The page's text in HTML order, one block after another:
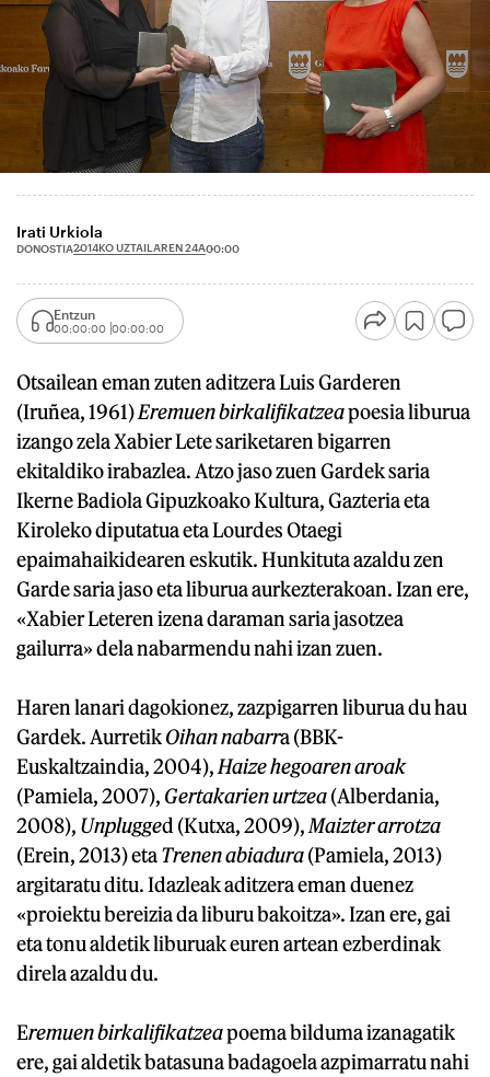
Irati Urkiola
DONOSTIA2014KO UZTAILAREN 24A00:00
Entzun
00:00:00 00:00:00
Otsailean eman zuten aditzera Luis Garderen
(Iruñea, 1961)Eremuen birkalifikatzeapoesia liburua
izango zela Xabier Lete sariketaren bigarren
ekitaldiko irabazlea. Atzo jaso zuen Gardek saria
Ikerne Badiola Gipuzkoako Kultura, Gazteria eta
Kiroleko diputatua eta Lourdes Otaegi
epaimahaikidearen eskutik. Hunkituta azaldu zen
Garde saria jaso eta liburua aurkezterakoan. Izan ere,
«Xabier Leteren izena daraman saria jasotzea
gailurra» dela nabarmendu nahi izan zuen.
Haren lanari dagokionez, zazpigarren liburua du hau
Gardek. AurretikOihan nabarra (BBK-
Euskaltzaindia, 2004), Haize hegoaren aroak
(Pamiela, 2007), Gertakarien urtzea(Alberdania,
2008), Unplugged (Kutxa, 2009), Maizter arrotza
(Erein, 2013) etaTrenen abiadura(Pamiela, 2013)
argitaratu ditu. Idazleak aditzera eman duenez
«proiektu bereizia da liburu bakoitza». Izan ere, gai
eta tonu aldetik liburuak euren artean ezberdinak
direla azaldu du.
Eremuen birkalifikatzeapoema bilduma izanagatik
ere, gai aldetik batasuna badagoela azpimarratu nahi